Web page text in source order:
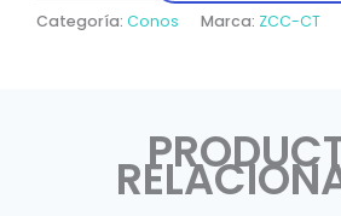
Categoría: Conos Marca: ZCC-CT